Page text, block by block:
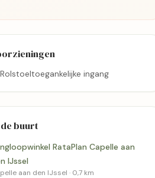
Rolstoeltoegankelijke ingang
buurt
RataPlan Capelle aan
IJssel
aan den IJssel · 0,7 km